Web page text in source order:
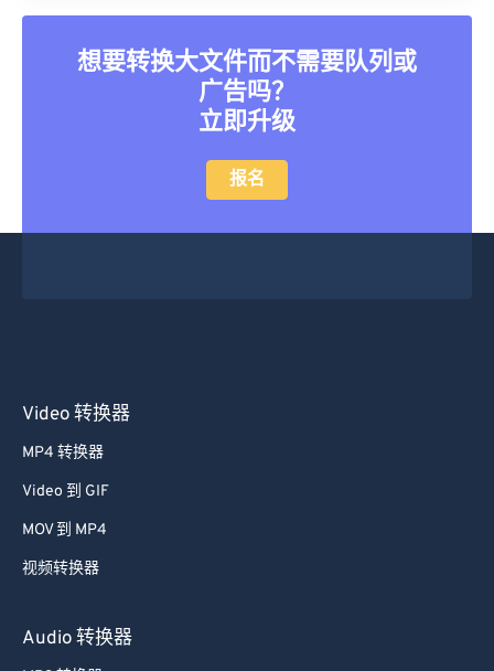
想要转换大文件而不需要队列或
广告吗？
立即升级
报名
Video 转换器
MP4 转换器
Video 到 GIF
MOV 到 MP4
视频转换器
Audio 转换器